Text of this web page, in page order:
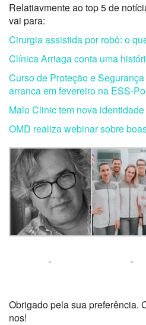
Relatiavmente ao top 5 de
vai para:
Cirurgia assistida por robô: o
Clínica Arriaga conta uma
Curso de Proteção e
arranca em fevereiro na ESS-
Malo Clinic tem nova identidade
OMD realiza webinar sobre
Obrigado pela sua preferência.
nos!